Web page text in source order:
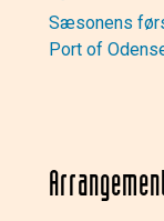
Sæsonens
Port of